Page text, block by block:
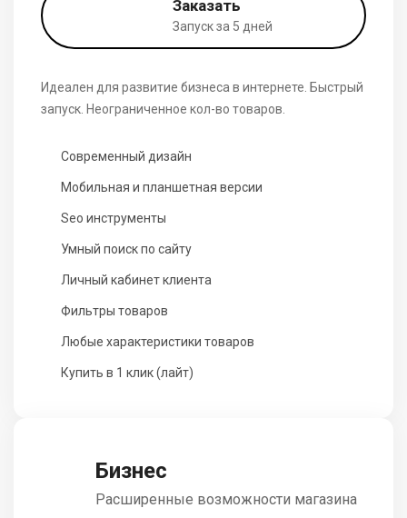
Заказать
Запуск за 5 дней
Идеален для развитие бизнеса в интернете. Быстрый
запуск. Неограниченное кол-во товаров.
Современный дизайн
Мобильная и планшетная версии
Seo инструменты
Умный поиск по сайту
Личный кабинет клиента
Фильтры товаров
Любые характеристики товаров
Купить в 1 клик (лайт)
Бизнес
Расширенные возможности магазина